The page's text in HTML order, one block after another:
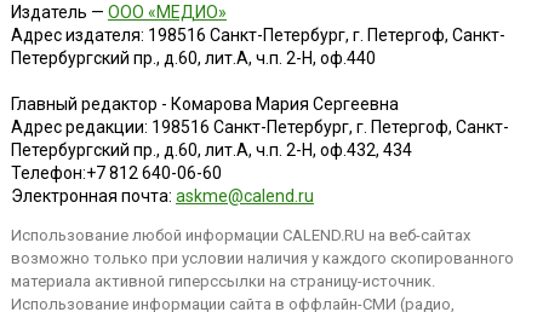
Издатель — ООО «МЕДИО»
Адрес издателя: 198516 Санкт-Петербург, г. Петергоф, Санкт-
Петербургский пр., д.60, лит.А, ч.п. 2-Н, оф.440
Главный редактор - Комарова Мария Сергеевна
Адрес редакции: 198516 Санкт-Петербург, г. Петергоф, Санкт-
Петербургский пр., д.60, лит.А, ч.п. 2-Н, оф.432, 434
Телефон:+7 812 640-06-60
Электронная почта: askme@calend.ru
Использование любой информации CALEND.RU на веб-сайтах
возможно только при условии наличия у каждого скопированного
материала активной гиперссылки на страницу-источник.
Использование информации сайта в оффлайн-СМИ (радио,